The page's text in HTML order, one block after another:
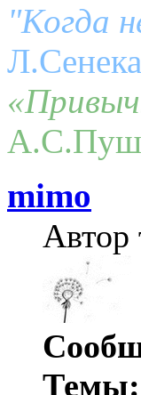
"Когда
Л.Сенека
mimo
Автор
Темы: